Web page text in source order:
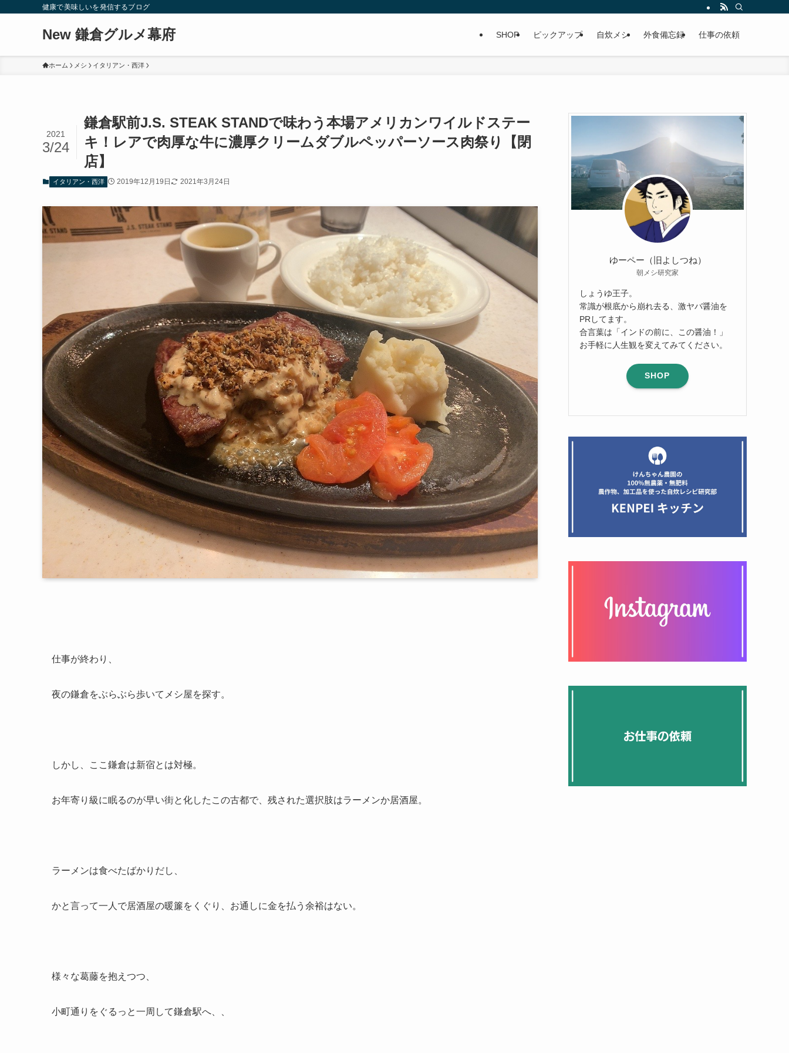
健康で美味しいを発信するブログ
New 鎌倉グルメ幕府 SHOP ピックアップ 自炊メシ 外食備忘録 仕事の依頼
ホーム メシ イタリアン・西洋
鎌倉駅前J.S. STEAK STANDで味わう本場アメリカンワイルドステー
キ！レアで肉厚な牛に濃厚クリームダブルペッパーソース肉祭り【閉
店】
2021
3/24
イタリアン・西洋 2019年12月19日 2021年3月24日
仕事が終わり、
夜の鎌倉をぶらぶら歩いてメシ屋を探す。
しかし、ここ鎌倉は新宿とは対極。
お年寄り級に眠るのが早い街と化したこの古都で、残された選択肢はラーメンか居酒屋。
ラーメンは食べたばかりだし、
かと言って一人で居酒屋の暖簾をくぐり、お通しに金を払う余裕はない。
様々な葛藤を抱えつつ、
小町通りをぐるっと一周して鎌倉駅へ、、
ゆーペー（旧よしつね）
朝メシ研究家
しょうゆ王子。
常識が根底から崩れ去る、激ヤバ醤油を
PRしてます。
合言葉は「インドの前に、この醤油！」
お手軽に人生観を変えてみてください。
SHOP